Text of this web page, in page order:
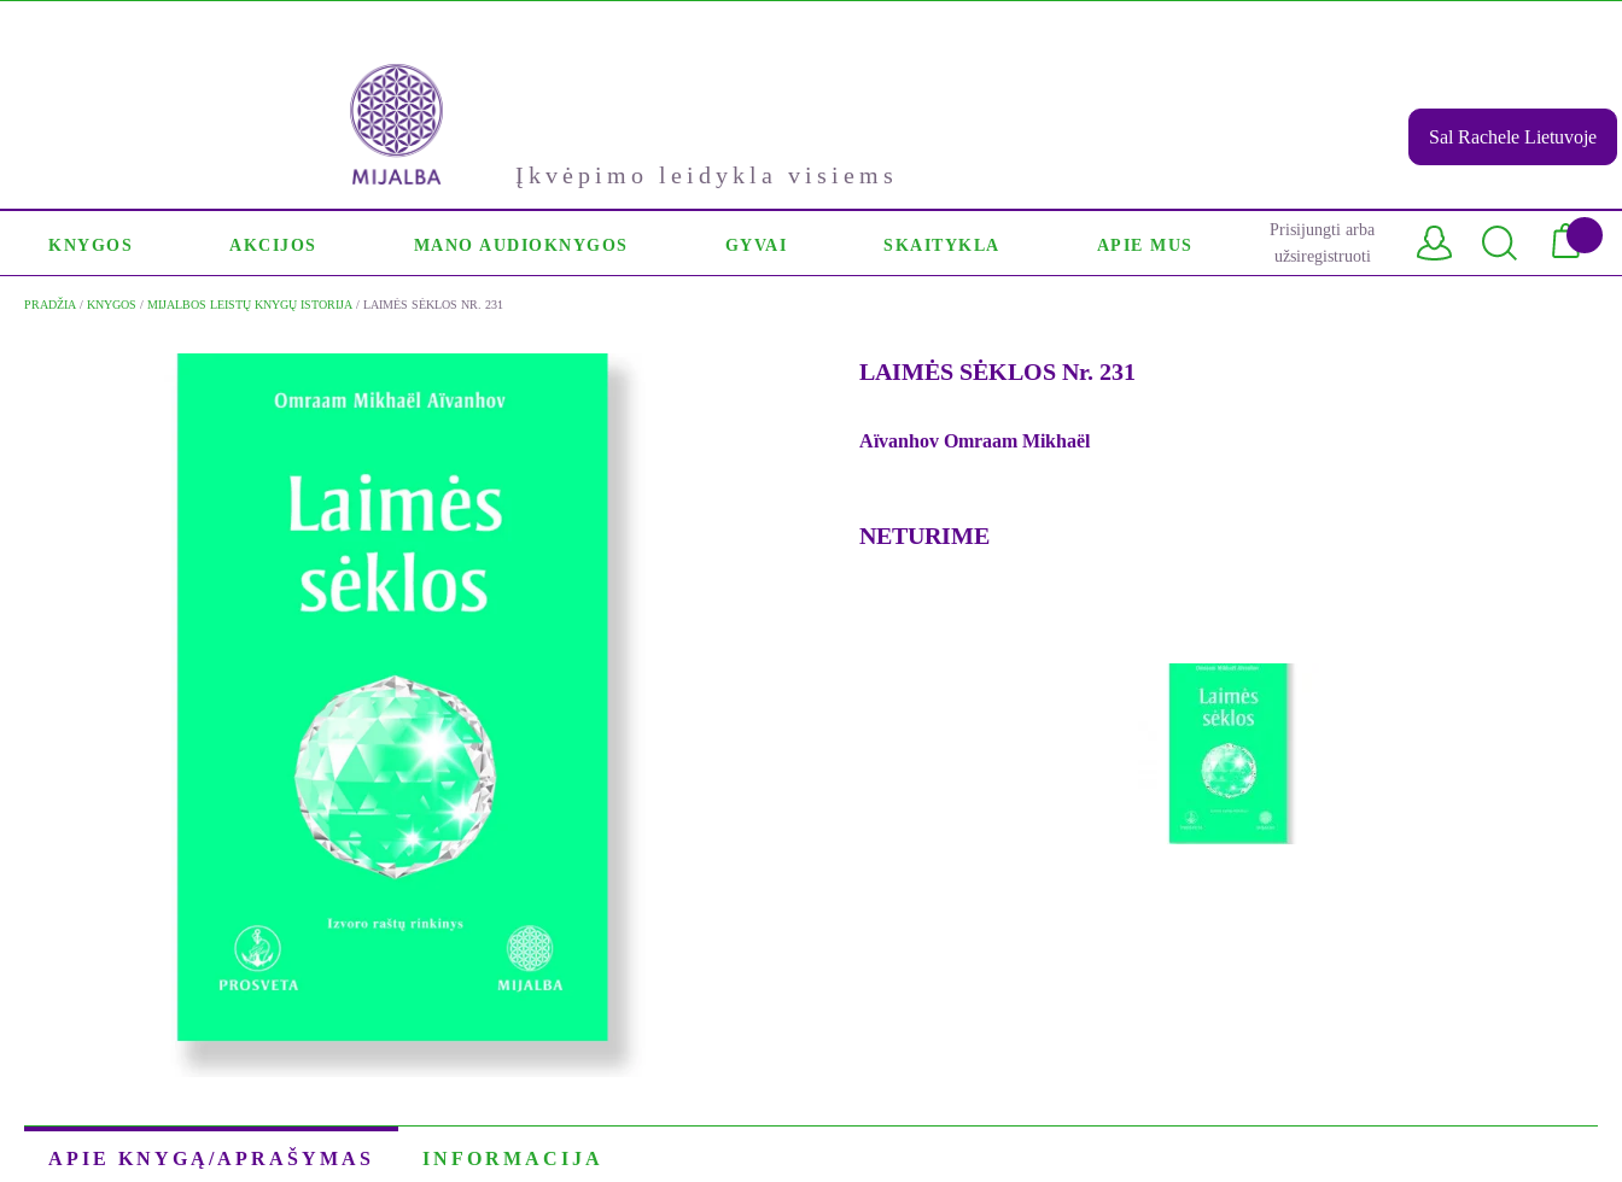
Įkvėpimo leidykla visiems
Sal Rachele Lietuvoje
KNYGOS AKCIJOS MANO AUDIOKNYGOS GYVAI SKAITYKLA APIE MUS
Prisijungti arba
užsiregistruoti
PRADŽIA / KNYGOS / MIJALBOS LEISTŲ KNYGŲ ISTORIJA / LAIMĖS SĖKLOS NR. 231
LAIMĖS SĖKLOS Nr. 231
Aïvanhov Omraam Mikhaël
NETURIME
APIE KNYGĄ/APRAŠYMAS INFORMACIJA